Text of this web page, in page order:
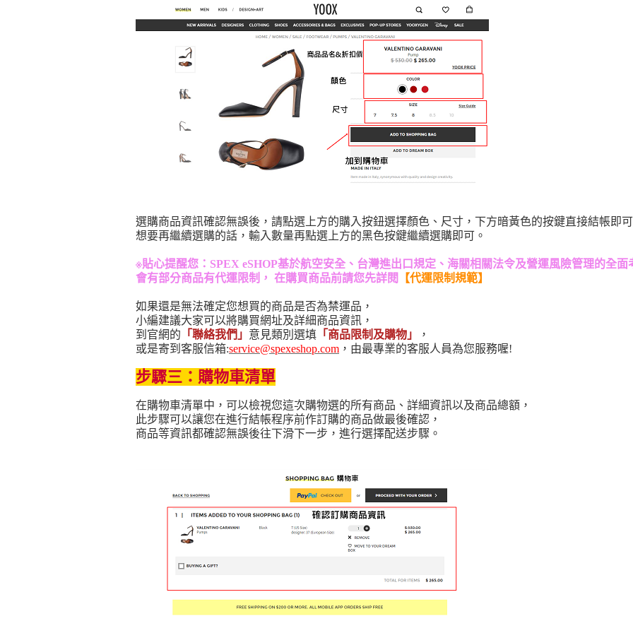
選購商品資訊確認無誤後，請點選上方的購入按鈕選擇顏色、尺寸，下方暗黃色的按鍵直接結帳即可
想要再繼續選購的話，輸入數量再點選上方的黑色按鍵繼續選購即可。
※貼心提醒您：SPEX eSHOP基於航空安全、台灣進出口規定、海關相關法令及營運風險管理的全面
會有部分商品有代運限制， 在購買商品前請您先詳閱
【代運限制規範】
如果還是無法確定您想買的商品是否為禁運品，
小編建議大家可以將購買網址及詳細商品資訊，
到官網的 「聯絡我們 」 意見類別選填 「商品限制及購物」
，
或是寄到客服信箱:service@spexeshop.com ，由最專業的客服人員為您服務喔!
步驟三：購物車清單
在購物車清單中，可以檢視您這次購物選的所有商品、詳細資訊以及商品總額，
此步驟可以讓您在進行結帳程序前作訂購的商品做最後確認，
商品等資訊都確認無誤後往下滑下一步，進行選擇配送步驟。